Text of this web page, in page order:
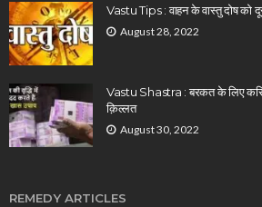
Vastu Tips : वाहन के वास्तु दोष को
August 28, 2022
Vastu Shastra : बरकत के लिए करिये
क़िल्लत
August 30, 2022
REMEDY ARTICLES